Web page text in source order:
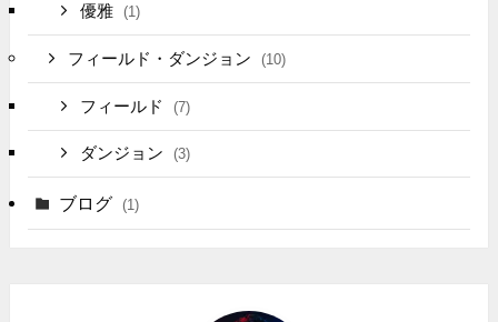
優雅 (1)
フィールド・ダンジョン (10)
フィールド (7)
ダンジョン (3)
ブログ (1)